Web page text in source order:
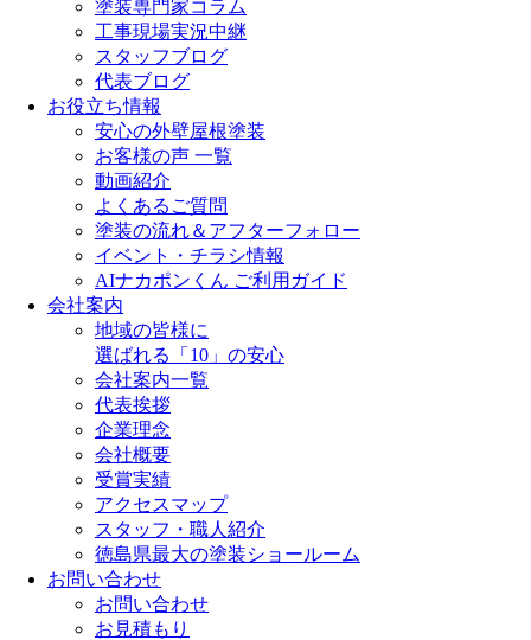
塗装専門家コラム
工事現場実況中継
スタッフブログ
代表ブログ
お役立ち情報
安心の外壁屋根塗装
お客様の声 一覧
動画紹介
よくあるご質問
塗装の流れ＆アフターフォロー
イベント・チラシ情報
AIナカポンくん ご利用ガイド
会社案内
地域の皆様に
選ばれる「10」の安心
会社案内一覧
代表挨拶
企業理念
会社概要
受賞実績
アクセスマップ
スタッフ・職人紹介
徳島県最大の塗装ショールーム
お問い合わせ
お問い合わせ
お見積もり